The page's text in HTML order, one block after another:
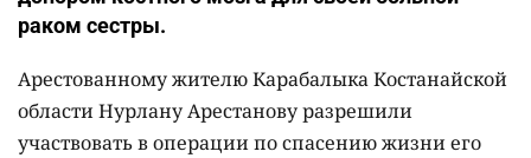
раком сестры.
Арестованному жителю Карабалыка Костанайской
области Нурлану Арестанову разрешили
участвовать в операции по спасению жизни его